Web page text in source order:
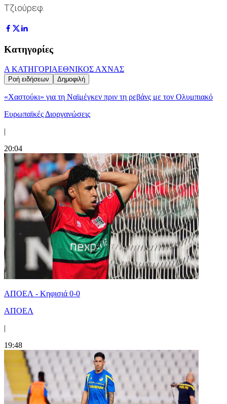
Τζιούρεφ.
Κατηγορίες
Α ΚΑΤΗΓΟΡΙΑΕΘΝΙΚΟΣ ΑΧΝΑΣ
Ροή ειδήσεων Δημοφιλή
«Χαστούκι» για τη Ναϊμέγκεν πριν τη ρεβάνς με τον Ολυμπιακό
Ευρωπαϊκές Διοργανώσεις
|
20:04
ΑΠΟΕΛ - Κηφισιά 0-0
ΑΠΟΕΛ
|
19:48